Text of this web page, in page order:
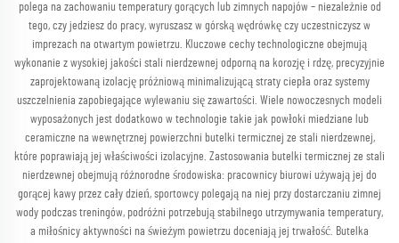
polega na zachowaniu temperatury gorących lub zimnych napojów – niezależnie od
tego, czy jedziesz do pracy, wyruszasz w górską wędrówkę czy uczestniczysz w
imprezach na otwartym powietrzu. Kluczowe cechy technologiczne obejmują
wykonanie z wysokiej jakości stali nierdzewnej odporną na korozję i rdzę, precyzyjnie
zaprojektowaną izolację próżniową minimalizującą straty ciepła oraz systemy
uszczelnienia zapobiegające wylewaniu się zawartości. Wiele nowoczesnych modeli
wyposażonych jest dodatkowo w technologie takie jak powłoki miedziane lub
ceramiczne na wewnętrznej powierzchni butelki termicznej ze stali nierdzewnej,
które poprawiają jej właściwości izolacyjne. Zastosowania butelki termicznej ze stali
nierdzewnej obejmują różnorodne środowiska: pracownicy biurowi używają jej do
gorącej kawy przez cały dzień, sportowcy polegają na niej przy dostarczaniu zimnej
wody podczas treningów, podróżni potrzebują stabilnego utrzymywania temperatury,
a miłośnicy aktywności na świeżym powietrzu doceniają jej trwałość. Butelka